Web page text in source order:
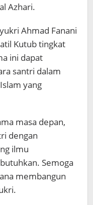
Azhari.
Ahmad Fanani
Kutub tingkat
ini dapat
santri dalam
yang
masa depan,
dengan
ilmu
Semoga
membangun